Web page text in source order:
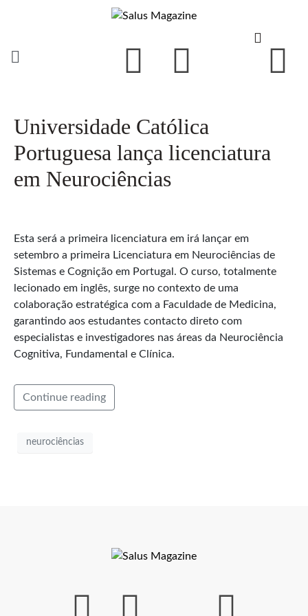
Universidade Católica
Portuguesa lança licenciatura
em Neurociências
Esta será a primeira licenciatura em irá lançar em
setembro a primeira Licenciatura em Neurociências de
Sistemas e Cognição em Portugal. O curso, totalmente
lecionado em inglês, surge no contexto de uma
colaboração estratégica com a Faculdade de Medicina,
garantindo aos estudantes contacto direto com
especialistas e investigadores nas áreas da Neurociência
Cognitiva, Fundamental e Clínica.
Continue reading
neurociências